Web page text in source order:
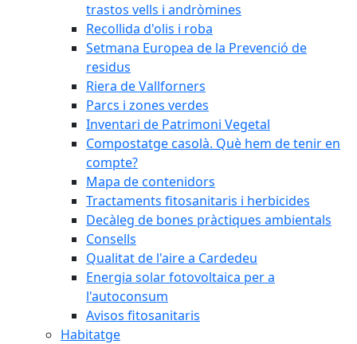
trastos vells i andròmines
Recollida d'olis i roba
Setmana Europea de la Prevenció de
residus
Riera de Vallforners
Parcs i zones verdes
Inventari de Patrimoni Vegetal
Compostatge casolà. Què hem de tenir en
compte?
Mapa de contenidors
Tractaments fitosanitaris i herbicides
Decàleg de bones pràctiques ambientals
Consells
Qualitat de l'aire a Cardedeu
Energia solar fotovoltaica per a
l'autoconsum
Avisos fitosanitaris
Habitatge